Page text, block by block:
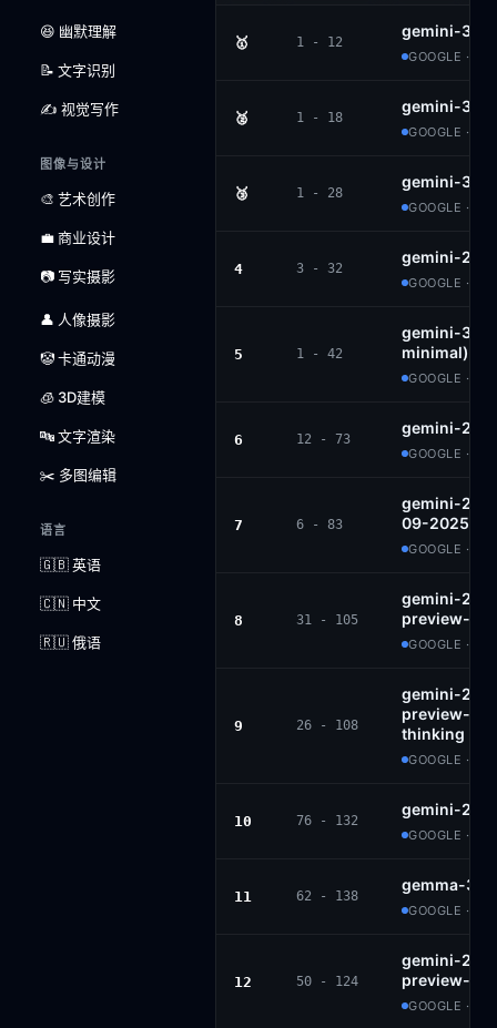
😆 幽默理解
📝 文字识别
✍️ 视觉写作
图像与设计
🎨 艺术创作
💼 商业设计
📷 写实摄影
👤 人像摄影
🤡 卡通动漫
🧊 3D建模
🔤 文字渲染
✂️ 多图编辑
语言
🇬🇧 英语
🇨🇳 中文
🇷🇺 俄语
🥇 1 - 12
gemini-3.1-
GOOGLE ·
🥈 1 - 18
gemini-3-
GOOGLE ·
🥉 1 - 28
gemini-3-
GOOGLE ·
4 3 - 32
gemini-
GOOGLE ·
5 1 - 42
gemini-3-
minimal)
GOOGLE ·
6 12 - 73
gemini-2.5-
GOOGLE ·
7 6 - 83
gemini-
09-2025
GOOGLE ·
8 31 - 105
gemini-
preview-
GOOGLE ·
9 26 - 108
gemini-
preview-
thinking
GOOGLE ·
10 76 - 132
gemini-2.0-
GOOGLE ·
11 62 - 138
gemma-3-
GOOGLE ·
12 50 - 124
gemini-
preview-
GOOGLE ·